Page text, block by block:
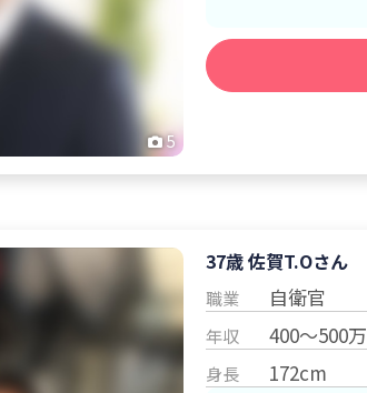
5
37歳 佐賀T.Oさん
職業 自衛官
年収 400～500万
身長 172cm